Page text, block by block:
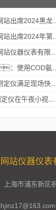
站仪器仪表
海市浦东新区